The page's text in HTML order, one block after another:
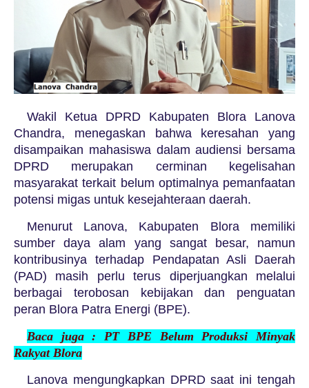
Wakil Ketua DPRD Kabupaten Blora Lanova
Chandra, menegaskan bahwa keresahan yang
disampaikan mahasiswa dalam audiensi bersama
DPRD merupakan cerminan kegelisahan
masyarakat terkait belum optimalnya pemanfaatan
potensi migas untuk kesejahteraan daerah.
Menurut Lanova, Kabupaten Blora memiliki
sumber daya alam yang sangat besar, namun
kontribusinya terhadap Pendapatan Asli Daerah
(PAD) masih perlu terus diperjuangkan melalui
berbagai terobosan kebijakan dan penguatan
peran Blora Patra Energi (BPE).
Baca juga : PT BPE Belum Produksi Minyak
Rakyat Blora
Lanova mengungkapkan DPRD saat ini tengah